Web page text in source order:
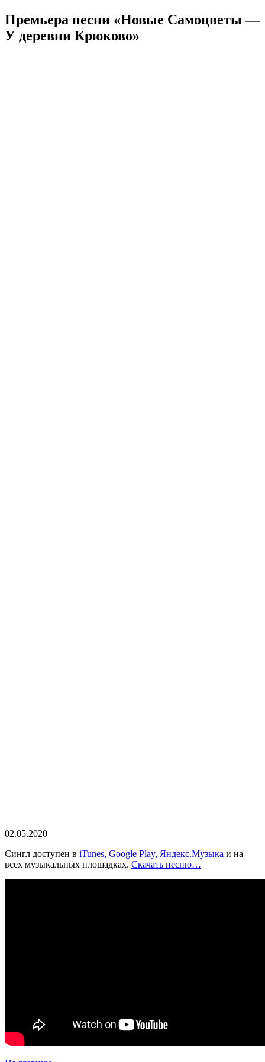
Премьера песни «Новые Самоцветы —
У деревни Крюково»
02.05.2020
Сингл доступен в iTunes, Google Play, Яндекс.Музыка и на
всех музыкальных площадках. Скачать песню…